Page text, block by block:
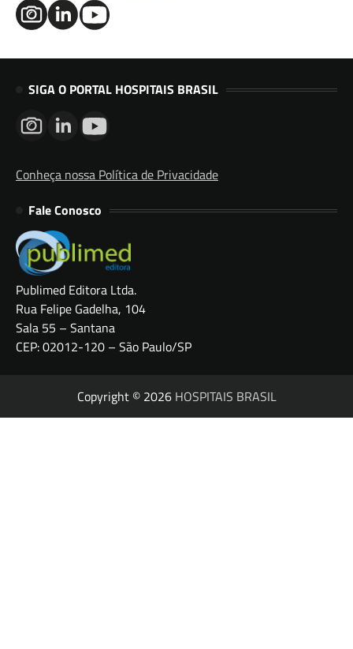
SIGA O PORTAL HOSPITAIS BRASIL
Conheça nossa Política de Privacidade
Fale Conosco
Publimed Editora Ltda.
Rua Felipe Gadelha, 104
Sala 55 – Santana
CEP: 02012-120 – São Paulo/SP
Copyright © 2026 HOSPITAIS BRASIL